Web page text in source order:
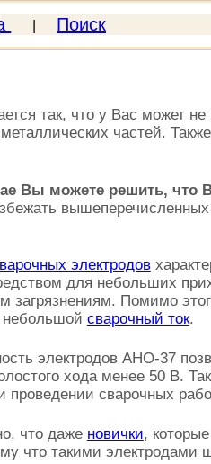
Поиск
так, что у Вас может
частей.
Вы можете решить, что
электродов
для небольших
загрязнениям. Помимо
небольшой сварочный ток.
электродов АНО-37
хода менее 50 В.
проведении сварочных
что даже новички,
что такими электродами